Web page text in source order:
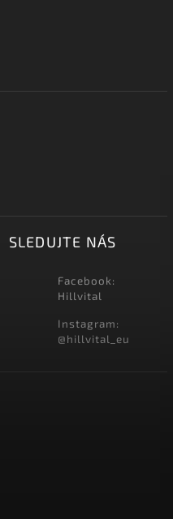
SLEDUJTE NÁS
Facebook:
Hillvital
Instagram:
@hillvital_eu